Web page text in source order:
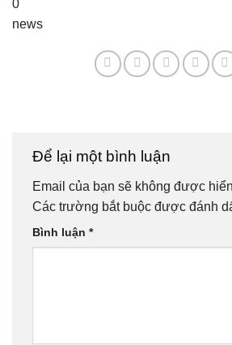
0
news
Để lại một bình luận
Email của bạn sẽ không được
Các trường bắt buộc được đánh
Bình luận *